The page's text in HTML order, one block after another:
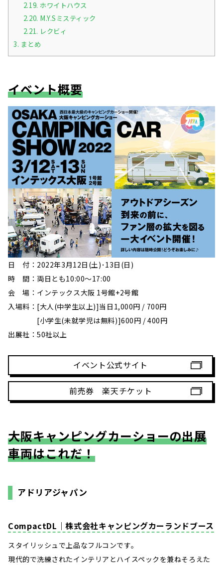
2.19. ホワイトハウス
2.20. M.Y.Sミスティック
2.21. レクビィ
3. まとめ
イベント概要
日 付：2022年3月12日(土)･13日(日)
時 間：両日とも10:00～17:00
会 場：インテックス大阪 1号館+2号館
入場料：[大人(中学生以上)]当日1,000円 / 700円
[小学生(未就学児は無料)]600円 / 400円
出展社：50社以上
イベント公式サイト
前売券 楽天チケット
大阪キャンピングカーショーの出展
車両はこれだ！
アドリアジャパン
CompactDL｜株式会社キャンピングカーランドブース
スタイリッシュで上品なフルコンです。
現代的で洗練されたインテリアとハイスペックを兼ねそろえた